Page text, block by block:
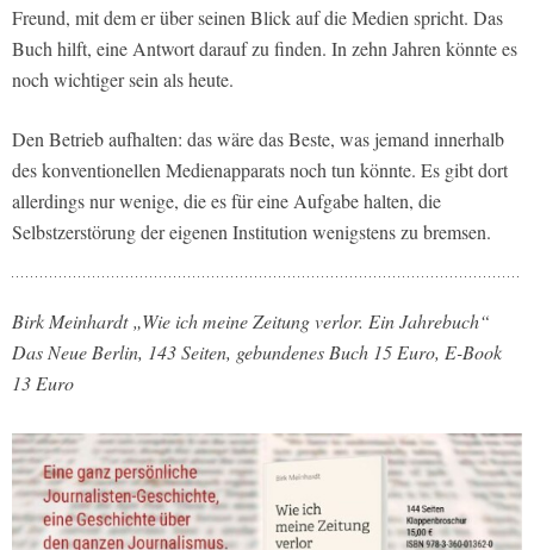
Freund, mit dem er über seinen Blick auf die Medien spricht. Das
Buch hilft, eine Antwort darauf zu finden. In zehn Jahren könnte es
noch wichtiger sein als heute.
Den Betrieb aufhalten: das wäre das Beste, was jemand innerhalb
des konventionellen Medienapparats noch tun könnte. Es gibt dort
allerdings nur wenige, die es für eine Aufgabe halten, die
Selbstzerstörung der eigenen Institution wenigstens zu bremsen.
Birk Meinhardt „Wie ich meine Zeitung verlor. Ein Jahrebuch“
Das Neue Berlin, 143 Seiten, gebundenes Buch 15 Euro, E-Book
13 Euro